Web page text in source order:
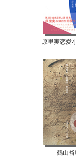
原里実恋愛
鶴山裕